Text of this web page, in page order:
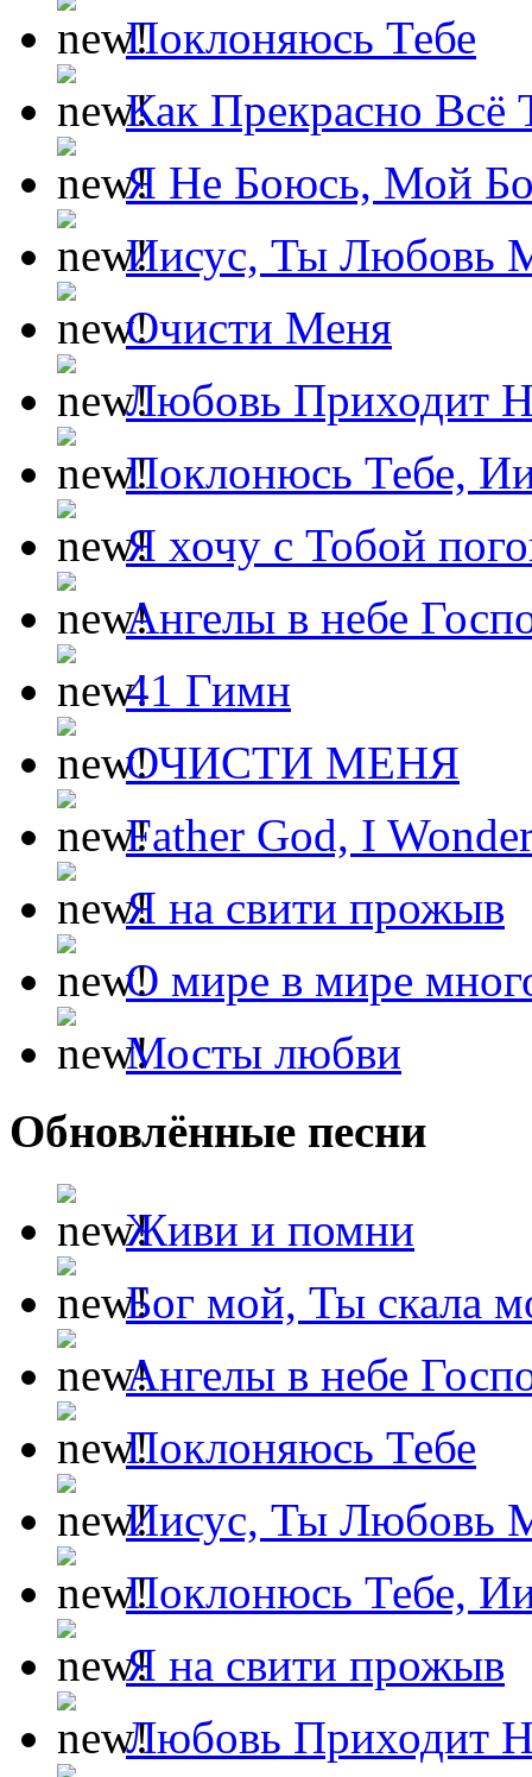
Поклоняюсь Тебе
Как Прекрасно Всё
Я Не Боюсь, Мой
Иисус, Ты Любовь
Очисти Меня
Любовь Приходит
Поклонюсь Тебе,
Я хочу с Тобой
Ангелы в небе
41 Гимн
ОЧИСТИ МЕНЯ
Father God, I
Я на свити прожыв
О мире в мире
Мосты любви
Обновлённые песни
Живи и помни
Бог мой, Ты скала
Ангелы в небе
Поклоняюсь Тебе
Иисус, Ты Любовь
Поклонюсь Тебе,
Я на свити прожыв
Любовь Приходит